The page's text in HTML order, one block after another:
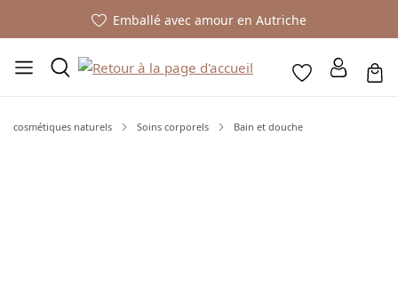
Emballé avec amour en Autriche
cosmétiques naturels Soins corporels Bain et douche